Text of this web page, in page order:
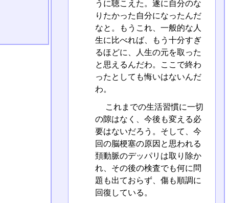
うに聴こえた。遂に自分のな
りたかった自分になったんだ
なと。もうこれ、一般的な人
生に比べれば、もう十分すぎ
るほどに、人生の元を取った
と思えるんだわ。ここで終わ
ったとしても悔いはないんだ
わ。
これまでの生活習慣に一切
の隙はなく、今後も変える必
要はないだろう。そして、今
回の脳梗塞の原因と思われる
頚動脈のデッパリは取り除か
れ、その後の検査でも何に問
題も出ておらず、傷も順調に
回復している。